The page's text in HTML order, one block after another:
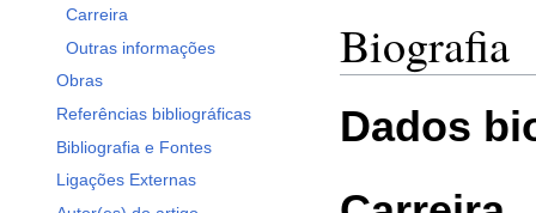
Carreira
Outras informações
Obras
Referências bibliográficas
Bibliografia e Fontes
Ligações Externas
Biografia
Dados